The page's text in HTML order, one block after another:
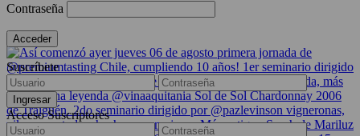
Contraseña
Suscríbete
Acceso Suscriptores